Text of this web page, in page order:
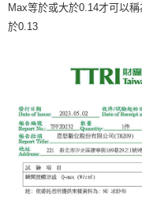
Max等於或大於0.14才可以
於0.13